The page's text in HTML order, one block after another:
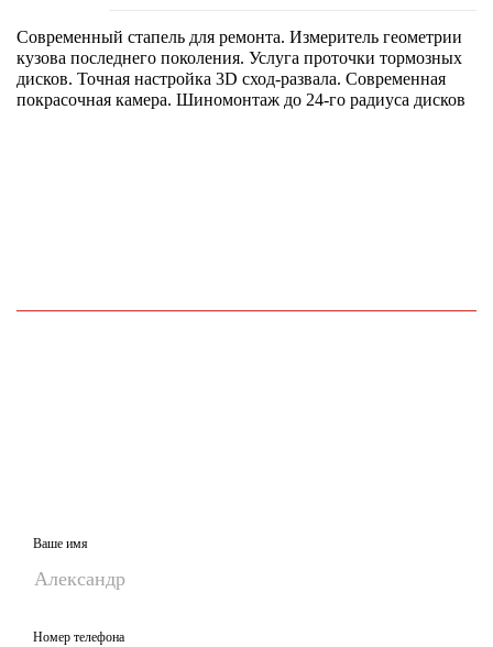
Современный стапель для ремонта. Измеритель геометрии
кузова последнего поколения. Услуга проточки тормозных
дисков. Точная настройка 3D сход-развала. Современная
покрасочная камера. Шиномонтаж до 24-го радиуса дисков
Ваше имя
Номер телефона